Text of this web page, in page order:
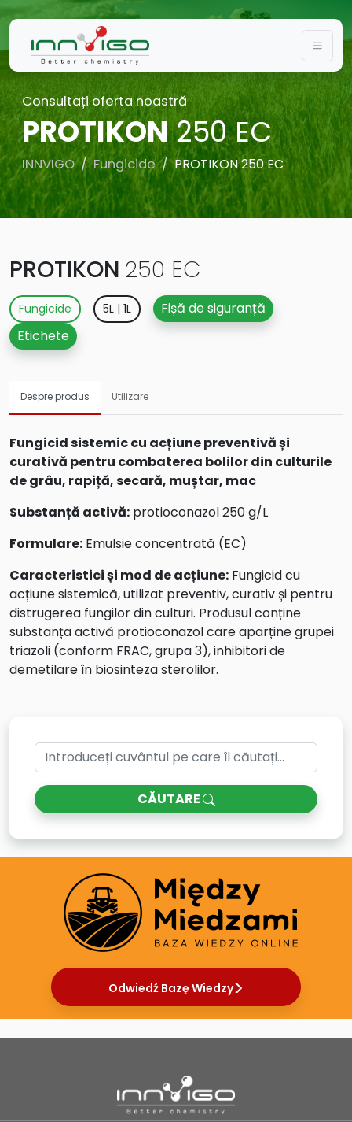
Consultați oferta noastră
PROTIKON250 EC
INNVIGO Fungicide PROTIKON 250 EC
PROTIKON 250 EC
Fungicide 5L | 1L
Fișă de siguranță
Etichete
Despre produs Utilizare
Fungicid sistemic cu acțiune preventivă și
curativă pentru combaterea bolilor din culturile
de grâu, rapiță, secară, muștar, mac
Substanță activă: protioconazol 250 g/L
Formulare: Emulsie concentrată (EC)
Caracteristici și mod de acțiune: Fungicid cu
acțiune sistemică, utilizat preventiv, curativ și pentru
distrugerea fungilor din culturi. Produsul conține
substanța activă protioconazol care aparține grupei
triazoli (conform FRAC, grupa 3), inhibitori de
demetilare în biosinteza sterolilor.
CĂUTARE
Odwiedź Bazę Wiedzy